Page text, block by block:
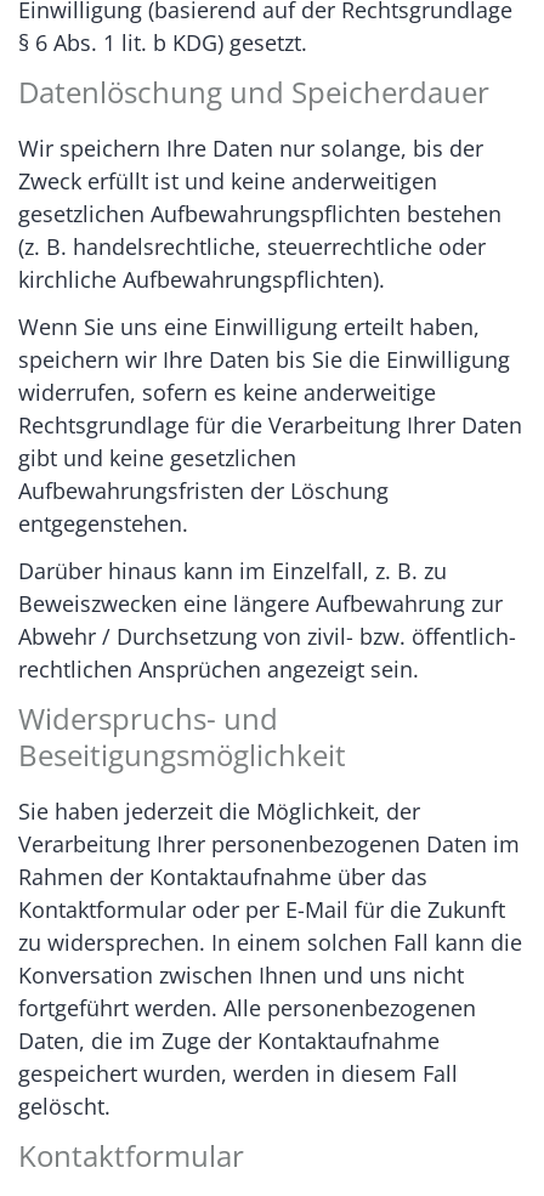
Einwilligung (basierend auf der Rechtsgrundlage
§ 6 Abs. 1 lit. b KDG) gesetzt.
Datenlöschung und Speicherdauer
Wir speichern Ihre Daten nur solange, bis der
Zweck erfüllt ist und keine anderweitigen
gesetzlichen Aufbewahrungspflichten bestehen
(z. B. handelsrechtliche, steuerrechtliche oder
kirchliche Aufbewahrungspflichten).
Wenn Sie uns eine Einwilligung erteilt haben,
speichern wir Ihre Daten bis Sie die Einwilligung
widerrufen, sofern es keine anderweitige
Rechtsgrundlage für die Verarbeitung Ihrer Daten
gibt und keine gesetzlichen
Aufbewahrungsfristen der Löschung
entgegenstehen.
Darüber hinaus kann im Einzelfall, z. B. zu
Beweiszwecken eine längere Aufbewahrung zur
Abwehr / Durchsetzung von zivil- bzw. öffentlich-
rechtlichen Ansprüchen angezeigt sein.
Widerspruchs- und
Beseitigungsmöglichkeit
Sie haben jederzeit die Möglichkeit, der
Verarbeitung Ihrer personenbezogenen Daten im
Rahmen der Kontaktaufnahme über das
Kontaktformular oder per E-Mail für die Zukunft
zu widersprechen. In einem solchen Fall kann die
Konversation zwischen Ihnen und uns nicht
fortgeführt werden. Alle personenbezogenen
Daten, die im Zuge der Kontaktaufnahme
gespeichert wurden, werden in diesem Fall
gelöscht.
Kontaktformular